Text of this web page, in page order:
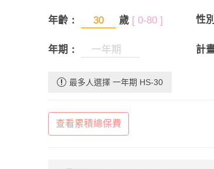
年齡： 歲 [ 0-80 ] 性
年期： 計
最多人選擇 一年期 HS-30
查看累積總保費